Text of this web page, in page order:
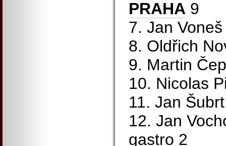
PRAHA 9
7. Jan
8. Oldřich
9. Martin
10. Nicolas
11. Jan
12. Jan
gastro 2